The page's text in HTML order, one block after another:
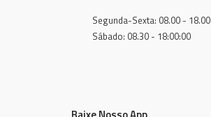
Segunda-Sexta: 08.00 - 18.00
Sábado: 08.30 - 18:00:00